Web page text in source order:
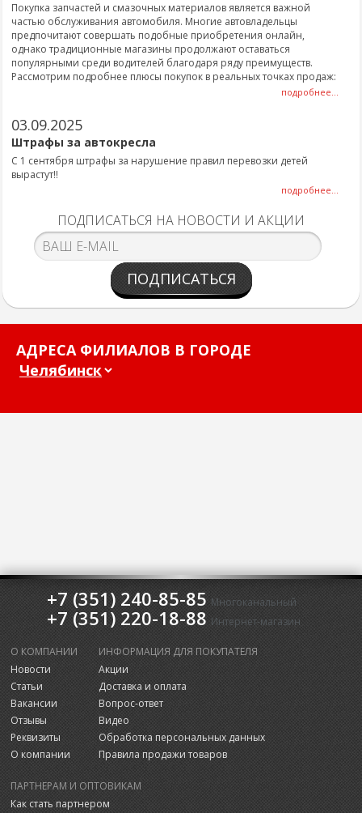
Покупка запчастей и смазочных материалов является важной
частью обслуживания автомобиля. Многие автовладельцы
предпочитают совершать подобные приобретения онлайн,
однако традиционные магазины продолжают оставаться
популярными среди водителей благодаря ряду преимуществ.
Рассмотрим подробнее плюсы покупок в реальных точках продаж:
подробнее...
03.09.2025
Штрафы за автокресла
С 1 сентября штрафы за нарушение правил перевозки детей
вырастут!!
подробнее...
ПОДПИСАТЬСЯ НА НОВОСТИ И АКЦИИ
ПОДПИСАТЬСЯ
АДРЕСА ФИЛИАЛОВ В ГОРОДЕ
+7 (351) 240-85-85 Многоканальный
+7 (351) 220-18-88 Интернет-магазин
О КОМПАНИИ
Новости
Статьи
Вакансии
Отзывы
Реквизиты
О компании
ИНФОРМАЦИЯ ДЛЯ ПОКУПАТЕЛЯ
Акции
Доставка и оплата
Вопрос-ответ
Видео
Обработка персональных данных
Правила продажи товаров
ПАРТНЕРАМ И ОПТОВИКАМ
Как стать партнером